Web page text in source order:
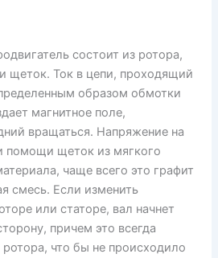
состоит из ротора,
щеток. Ток в цепи, проходящий
образом обмотки
магнитное поле,
вращаться. Напряжение на
помощи щеток из мягкого
чаще всего это графит
смесь. Если изменить
или статоре, вал начнет
причем это всегда
что бы не происходило